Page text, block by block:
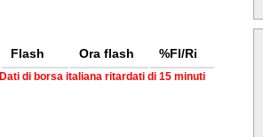
Flash Ora flash %Fl/Ri
Dati di borsa italiana ritardati di 15 minuti